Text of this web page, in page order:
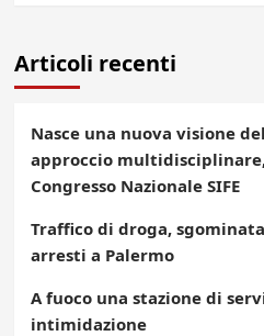
Articoli recenti
Nasce una nuova visione
approccio
Congresso Nazionale SIFE
Traffico di droga,
arresti a Palermo
A fuoco una stazione di
intimidazione